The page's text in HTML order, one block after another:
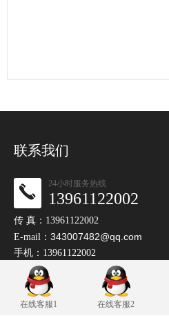
联系我们
24小时服务热线
13961122002
传 真：13961122002
E-mail： 343007482@qq.com
手机：13961122002
在线客服1 在线客服2